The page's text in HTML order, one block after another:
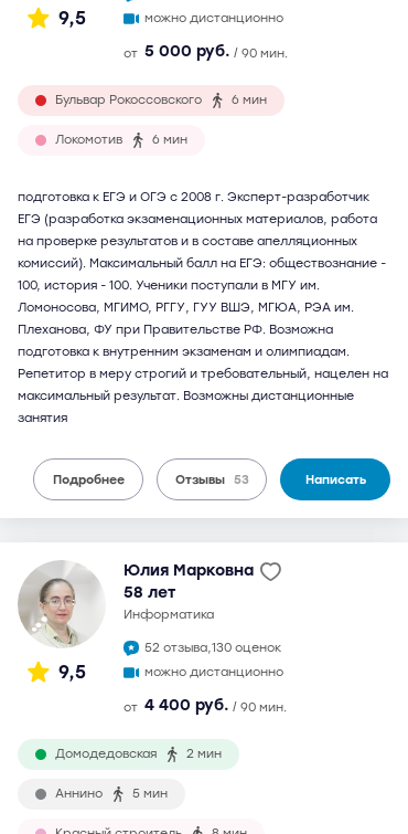
9,5
можно дистанционно
от 5 000 руб. / 90 мин.
Бульвар Рокоссовского 6 мин
Локомотив 6 мин
подготовка к ЕГЭ и ОГЭ с 2008 г. Эксперт-разработчик
ЕГЭ (разработка экзаменационных материалов, работа
на проверке результатов и в составе апелляционных
комиссий). Максимальный балл на ЕГЭ: обществознание -
100, история - 100. Ученики поступали в МГУ им.
Ломоносова, МГИМО, РГГУ, ГУУ ВШЭ, МГЮА, РЭА им.
Плеханова, ФУ при Правительстве РФ. Возможна
подготовка к внутренним экзаменам и олимпиадам.
Репетитор в меру строгий и требовательный, нацелен на
максимальный результат. Возможны дистанционные
занятия
Подробнее Отзывы 53 Написать
9,5
Юлия Марковна
58 лет
информатика
52 отзыва,130 оценок
можно дистанционно
от 4 400 руб. / 90 мин.
Домодедовская 2 мин
Аннино 5 мин